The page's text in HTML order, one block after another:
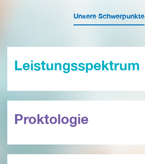
Unsere Schwerpunkte
Leistungsspektrum
Proktologie